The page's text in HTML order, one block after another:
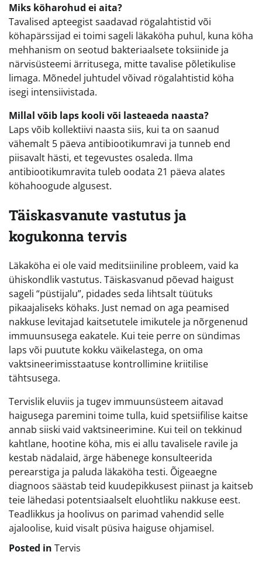
Miks köharohud ei aita?
Tavalised apteegist saadavad rögalahtistid või
köhapärssijad ei toimi sageli läkaköha puhul, kuna köha
mehhanism on seotud bakteriaalsete toksiinide ja
närvisüsteemi ärritusega, mitte tavalise põletikulise
limaga. Mõnedel juhtudel võivad rögalahtistid köha
isegi intensiivistada.
Millal võib laps kooli või lasteaeda naasta?
Laps võib kollektiivi naasta siis, kui ta on saanud
vähemalt 5 päeva antibiootikumravi ja tunneb end
piisavalt hästi, et tegevustes osaleda. Ilma
antibiootikumravita tuleb oodata 21 päeva alates
köhahoogude algusest.
Täiskasvanute vastutus ja
kogukonna tervis
Läkaköha ei ole vaid meditsiiniline probleem, vaid ka
ühiskondlik vastutus. Täiskasvanud põevad haigust
sageli “püstijalu”, pidades seda lihtsalt tüütuks
pikaajaliseks köhaks. Just nemad on aga peamised
nakkuse levitajad kaitsetutele imikutele ja nõrgenenud
immuunsusega eakatele. Kui teie perre on sündimas
laps või puutute kokku väikelastega, on oma
vaktsineerimisstaatuse kontrollimine kriitilise
tähtsusega.
Tervislik eluviis ja tugev immuunsüsteem aitavad
haigusega paremini toime tulla, kuid spetsiifilise kaitse
annab siiski vaid vaktsineerimine. Kui teil on tekkinud
kahtlane, hootine köha, mis ei allu tavalisele ravile ja
kestab nädalaid, ärge häbenege konsulteerida
perearstiga ja paluda läkaköha testi. Õigeaegne
diagnoos säästab teid kuudepikkusest piinast ja kaitseb
teie lähedasi potentsiaalselt eluohtliku nakkuse eest.
Teadlikkus ja hoolivus on parimad vahendid selle
ajaloolise, kuid visalt püsiva haiguse ohjamisel.
Posted in Tervis